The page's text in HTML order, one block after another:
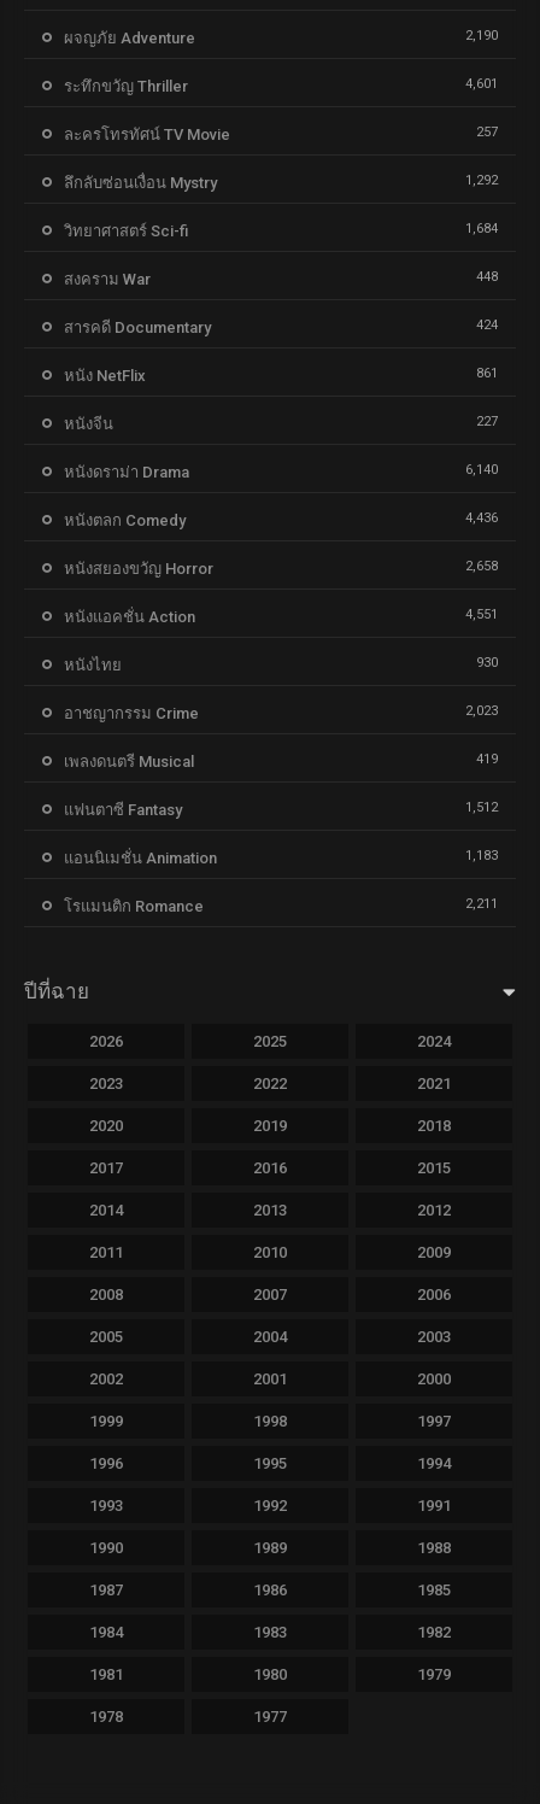
ผจญภัย Adventure 2,190
ระทึกขวัญ Thriller 4,601
ละครโทรทัศน์ TV Movie 257
ลึกลับซ่อนเงื่อน Mystry 1,292
วิทยาศาสตร์ Sci-fi 1,684
สงคราม War 448
สารคดี Documentary 424
หนัง NetFlix 861
หนังจีน 227
หนังดราม่า Drama 6,140
หนังตลก Comedy 4,436
หนังสยองขวัญ Horror 2,658
หนังแอคชั่น Action 4,551
หนังไทย 930
อาชญากรรม Crime 2,023
เพลงดนตรี Musical 419
แฟนตาซี Fantasy 1,512
แอนนิเมชั่น Animation 1,183
โรแมนติก Romance 2,211
ปีที่ฉาย
2026 2025 2024
2023 2022 2021
2020 2019 2018
2017 2016 2015
2014 2013 2012
2011 2010 2009
2008 2007 2006
2005 2004 2003
2002 2001 2000
1999 1998 1997
1996 1995 1994
1993 1992 1991
1990 1989 1988
1987 1986 1985
1984 1983 1982
1981 1980 1979
1978 1977